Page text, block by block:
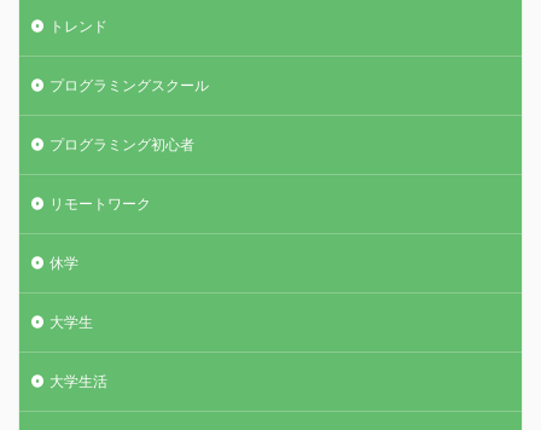
トレンド
プログラミングスクール
プログラミング初心者
リモートワーク
休学
大学生
大学生活